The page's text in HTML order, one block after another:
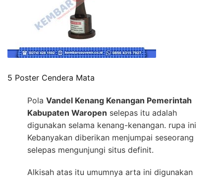
5 Poster Cendera Mata
Pola Vandel Kenang Kenangan Pemerintah
Kabupaten Waropen selepas itu adalah
digunakan selama kenang-kenangan. rupa ini
Kebanyakan diberikan menjumpai seseorang
selepas mengunjungi situs definit.
Alkisah atas itu umumnya arta ini digunakan